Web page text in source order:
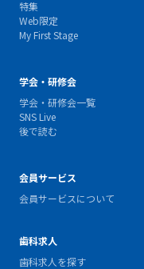
特集
Web限定
My First Stage
学会・研修会
学会・研修会一覧
SNS Live
後で読む
会員サービス
会員サービスについて
歯科求人
歯科求人を探す